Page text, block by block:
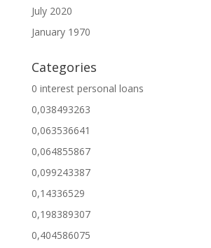
July 2020
January 1970
Categories
0 interest personal loans
0,038493263
0,063536641
0,064855867
0,099243387
0,14336529
0,198389307
0,404586075